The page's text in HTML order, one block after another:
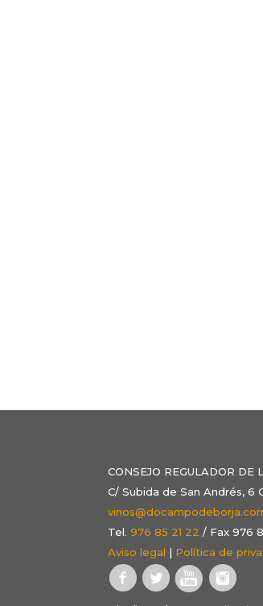
CONSEJO REGULADOR DE
C/ Subida de San Andrés, 6
Tel.976 85 21 22 / Fax 976
Aviso legal | Política de